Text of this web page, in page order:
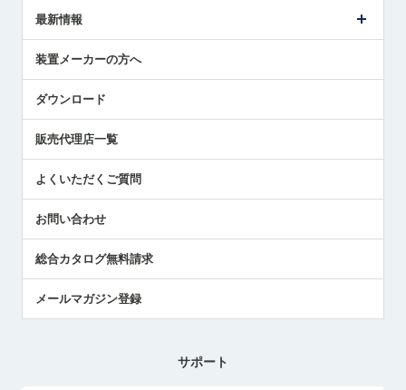
受賞履歴
採用情報
国/地域/言語
ツールセッタ製品
エアマイクロセンサ製品
最新情報
メトロールの技術
社員ブログ
中小企業のBCP地震対策
センサのテクニカルガイド
社長ブログ
装置メーカーの方へ
ダウンロード
販売代理店一覧
よくいただくご質問
お問い合わせ
総合カタログ無料請求
メールマガジン登録
サポート